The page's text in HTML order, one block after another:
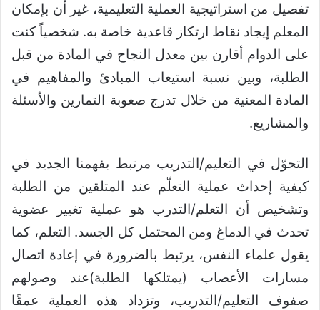
تفصيل من استراتيجية العملية التعليمية، غير أن بإمكان
المعلم إيجاد نقاط ارتكاز قاعدية خاصة به. شخصياً كنت
على الدوام أقارن بين معدل النجاح في المادة من قبل
الطلبة، وبين نسبة استيعاب المبادئ والمفاهيم في
المادة المعنية من خلال تدرج صعوبة التمارين والأسئلة
والمشاريع.
التحوّل في التعليم/التدريب مرتبط بفهمنا الجديد في
كيفية إحداث عملية التعلّم عند المتلقين من الطلبة
وتشخيص أن التعلم/التدرب هو عملية تغيير عضوية
تحدث في الدماغ ومن المحتمل كل الجسد. التعلم، كما
يقول علماء النفس، يرتبط بالضرورة في إعادة اتصال
مسارات الأعصاب (يمتلكها الطلبة)عند وصولهم
صفوف التعليم/التدريب، وتزداد هذه العملية عمقًا